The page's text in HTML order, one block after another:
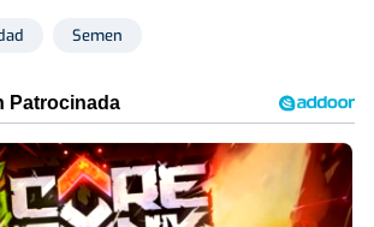
Semen